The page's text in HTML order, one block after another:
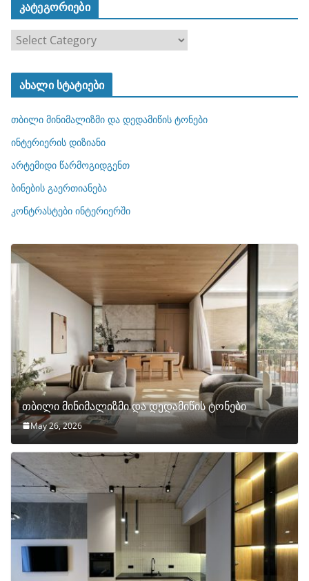
კატეგორიები
ტ
ო
რ
ბ
ი
ახალი სტატიები
თბილი მინიმალიზმი და დედამიწის ტონები
ინტერიერის დიზიანი
არტემიდი წარმოგიდგენთ
ბინების გაერთიანება
კონტრასტები ინტერიერში
თბილი მინიმალიზმი და დედამიწის ტონები
May 26, 2026